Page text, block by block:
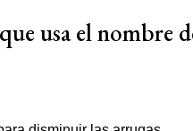
usa el nombre